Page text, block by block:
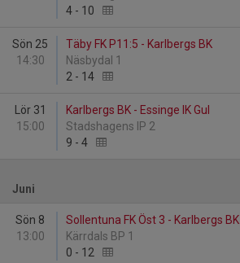
4 - 10
Sön 25
14:30
Täby FK P11:5 - Karlbergs BK
Näsbydal 1
2 - 14
Lör 31
15:00
Karlbergs BK - Essinge IK Gul
Stadshagens IP 2
9 - 4
Juni
Sön 8
13:00
Sollentuna FK Öst 3 - Karlbergs BK
Kärrdals BP 1
0 - 12